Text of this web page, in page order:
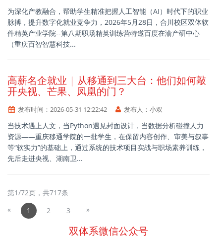
为深化产教融合，帮助学生精准把握人工智能（AI）时代下的职业
脉搏，提升数字化就业竞争力，2026年5月28日，合川校区双体软
件精英产业学院--第八期职场精英训练营特邀百度在渝产研中心
（重庆百智智慧科技...
高薪名企就业 | 从移通到三大台：他们如何敲
开央视、芒果、凤凰的门？
发布时间： 2026-05-31 12:22:42 发布人： 小双
当技术遇上人文，当Python遇见封面设计，当数据分析碰撞人力
资源——重庆移通学院的一批学生，在保留内容创作、审美与叙事
等“软实力”的基础上，通过系统的技术项目实战与职场素养训练，
先后走进央视、湖南卫...
第1/72页，共717条
«
1 2 3 »
双体系微信公众号